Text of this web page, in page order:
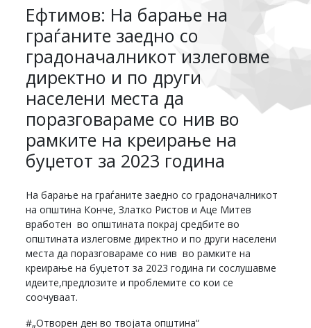
Ефтимов: На барање на
граѓаните заедно со
градоначалникот излеговме
директно и по други
населени места да
поразговараме со нив во
рамките на креирање на
буџетот за 2023 година
На барање на граѓаните заедно со градоначалникот
на општина Конче, Златко Ристов и Аце Митев
вработен во општината покрај средбите во
општината излеговме директно и по други населени
места да поразговараме со нив во рамките на
креирање на буџетот за 2023 година ги сослушавме
идеите,предлозите и проблемите со кои се
соочуваат.
#„Отворен ден во твојата општина“